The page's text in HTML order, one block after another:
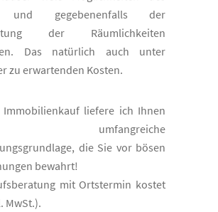
und gegebenenfalls der
der Räumlichkeiten
Das natürlich auch unter
zu erwartenden Kosten.
liefere ich Ihnen
umfangreiche
die Sie vor bösen
bewahrt!
mit Ortstermin kostet
MwSt.).